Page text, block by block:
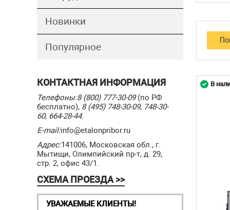
Новинки
Популярное
КОНТАКТНАЯ ИНФОРМАЦИЯ
Телефоны:8 (800) 777-30-09(по РФ
бесплатно), 8 (495) 748-30-09, 748-30-
60, 664-28-44.
E-mail:info@etalonpribor.ru
Адрес:141006, Московская обл., г.
Мытищи, Олимпийский пр-т, д. 29,
стр. 2, офис 43/1.
СХЕМА ПРОЕЗДА >>
УВАЖАЕМЫЕ КЛИЕНТЫ!
В